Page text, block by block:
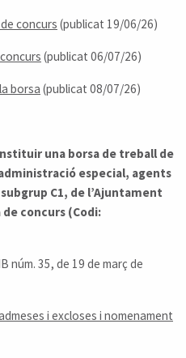
concurs (publicat 19/06/26)
(publicat 06/07/26)
borsa (publicat 08/07/26)
una borsa de treball de
especial, agents
C1, de l’Ajuntament
concurs (Codi:
núm. 35, de 19 de març de
i excloses i nomenament